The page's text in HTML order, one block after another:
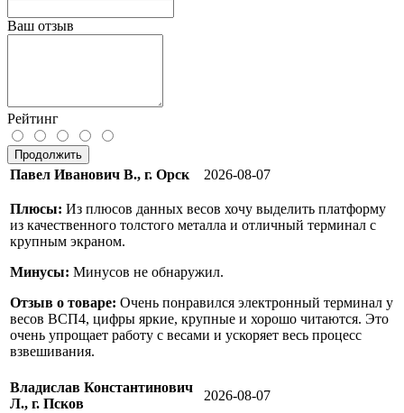
Ваш отзыв
Рейтинг
Продолжить
Павел Иванович В., г. Орск 2026-08-07
Плюсы: Из плюсов данных весов хочу выделить платформу
из качественного толстого металла и отличный терминал с
крупным экраном.
Минусы: Минусов не обнаружил.
Отзыв о товаре: Очень понравился электронный терминал у
весов ВСП4, цифры яркие, крупные и хорошо читаются. Это
очень упрощает работу с весами и ускоряет весь процесс
взвешивания.
Владислав Константинович
Л., г. Псков
2026-08-07